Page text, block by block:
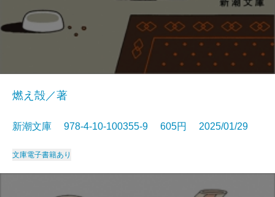
燃え殻／著
新潮文庫 978-4-10-100355-9 605円 2025/01/29
文庫電子書籍あり